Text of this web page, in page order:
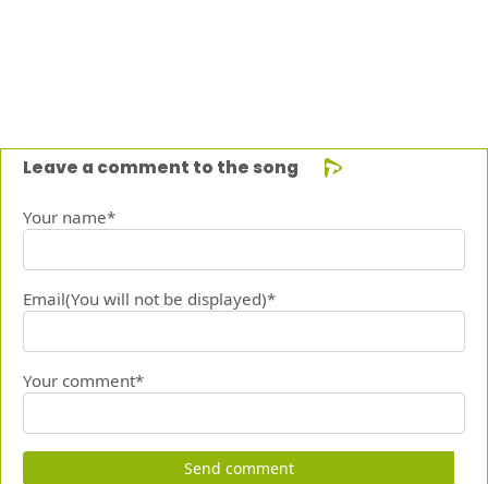
Leave a comment to the song
Your name*
Email(You will not be displayed)*
Your comment*
Send comment